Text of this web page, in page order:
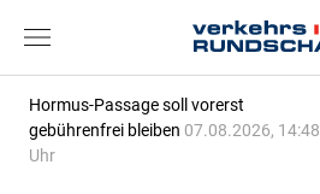
Hormus-Passage soll vorerst
gebührenfrei bleiben 07.08.2026, 14:48
Uhr